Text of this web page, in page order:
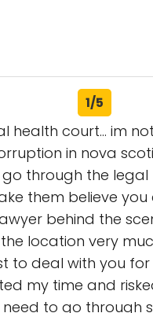
1/5
health court... im
in nova
through the legal
them believe you
behind the
location very
to deal with you for
my time and
to go through